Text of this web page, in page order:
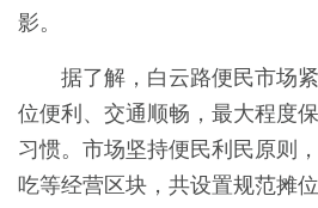
影。
据了解，白云路便民市场
位便利、交通顺畅，最大程度
习惯。市场坚持便民利民原则
吃等经营区块，共设置规范摊